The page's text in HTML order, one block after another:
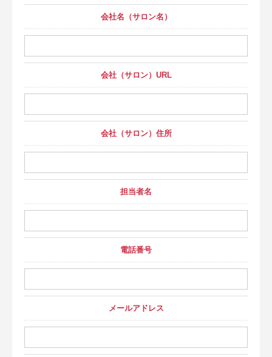
会社名（サロン名）
会社（サロン）URL
会社（サロン）住所
担当者名
電話番号
メールアドレス